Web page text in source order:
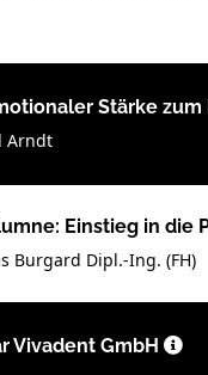
Stärke zum
Arndt
Einstieg in die
Burgard Dipl.-Ing. (FH)
Vivadent GmbH